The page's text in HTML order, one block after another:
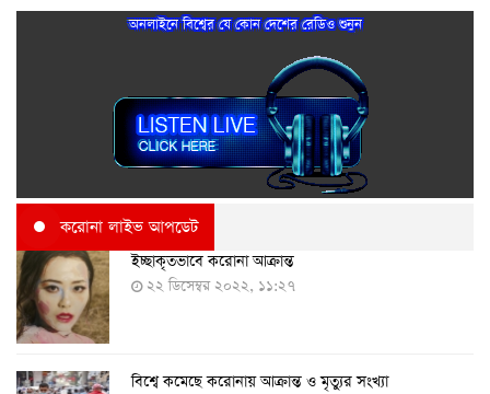
অনলাইনে বিশ্বের যে কোন দেশের রেডিও শুনুন
করোনা লাইভ আপডেট
ইচ্ছাকৃতভাবে করোনা আক্রান্ত
২২ ডিসেম্বর ২০২২, ১১:২৭
বিশ্বে কমেছে করোনায় আক্রান্ত ও মৃত্যুর সংখ্যা